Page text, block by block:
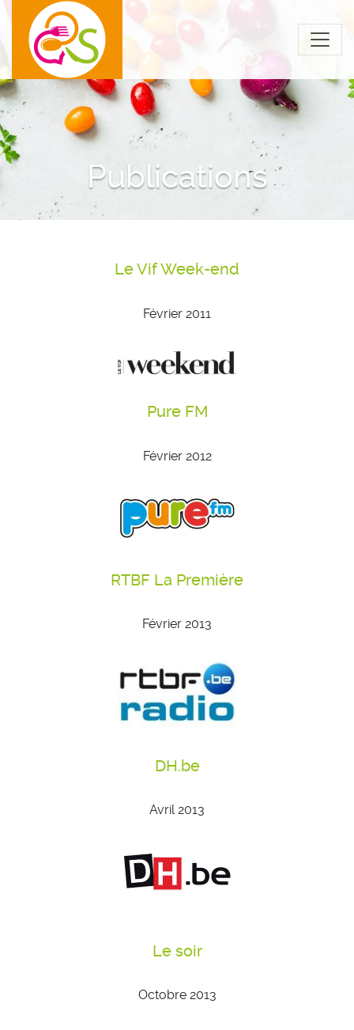
Publications
Le Vif Week-end
Février 2011
Pure FM
Février 2012
RTBF La Première
Février 2013
DH.be
Avril 2013
Le soir
Octobre 2013